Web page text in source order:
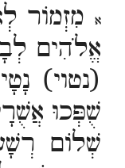
א
מִזְמוֹר
אֱלֹהִים
(נטוי)
שֻׁפְּכוּ
שְׁלוֹם